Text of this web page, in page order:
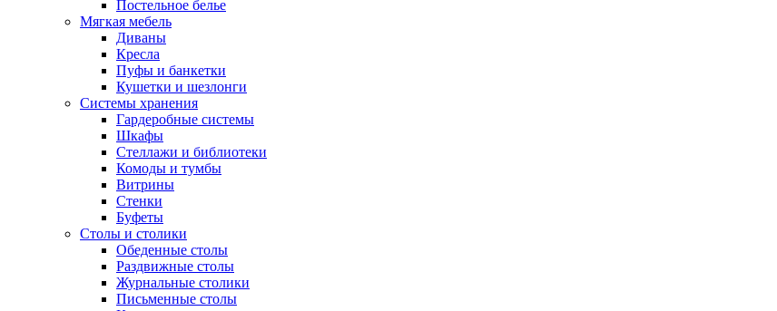
Постельное белье
Мягкая мебель
Диваны
Кресла
Пуфы и банкетки
Кушетки и шезлонги
Системы хранения
Гардеробные системы
Шкафы
Стеллажи и библиотеки
Комоды и тумбы
Витрины
Стенки
Буфеты
Столы и столики
Обеденные столы
Раздвижные столы
Журнальные столики
Письменные столы